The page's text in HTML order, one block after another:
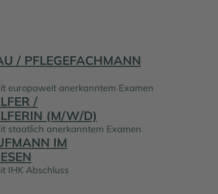
/ PFLEGEFACHMANN
europaweit anerkanntem Examen
/
(M/W/D)
staatlich anerkanntem Examen
IM
IHK Abschluss